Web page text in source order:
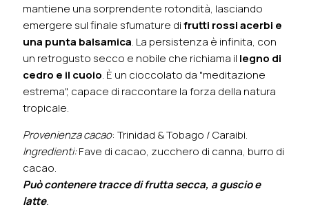
mantiene una sorprendente rotondità, lasciando
emergere sul finale sfumature difrutti rossi acerbi e
una punta balsamica. La persistenza è infinita, con
un retrogusto secco e nobile che richiama il legno di
cedro e il cuoio. È un cioccolato da "meditazione
estrema", capace di raccontare la forza della natura
tropicale.
Provenienza cacao: Trinidad & Tobago / Caraibi.
Ingredienti:Fave di cacao, zucchero di canna, burro di
cacao.
Può contenere tracce di frutta secca, a guscio e
latte.